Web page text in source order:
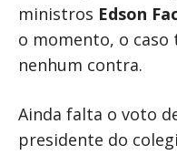
ministros Edson
o momento, o
nenhum contra.
Ainda falta o voto
presidente do